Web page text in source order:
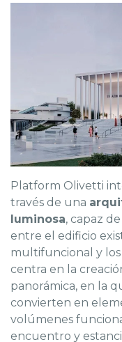
Platform Olivetti
través de una
luminosa, capaz
entre el edificio
multifuncional y los
centra en la
panorámica, en la
convierten en
volúmenes
encuentro y